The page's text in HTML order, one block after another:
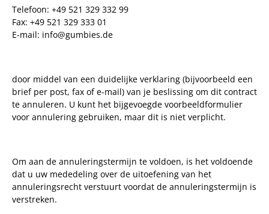
Telefoon: +49 521 329 332 99
Fax: +49 521 329 333 01
E-mail: info@gumbies.de
door middel van een duidelijke verklaring (bijvoorbeeld een
brief per post, fax of e-mail) van je beslissing om dit contract
te annuleren. U kunt het bijgevoegde voorbeeldformulier
voor annulering gebruiken, maar dit is niet verplicht.
Om aan de annuleringstermijn te voldoen, is het voldoende
dat u uw mededeling over de uitoefening van het
annuleringsrecht verstuurt voordat de annuleringstermijn is
verstreken.